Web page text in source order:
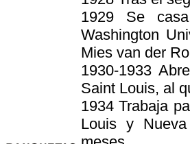
1929 Se
Washington
Mies van der
1930-1933
Saint Louis, al
1934 Trabaja
Louis y